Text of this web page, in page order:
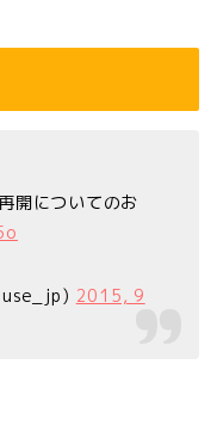
開についてのお
2015, 9